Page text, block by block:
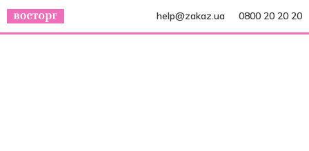
help@zakaz.ua 0800 20 20 20